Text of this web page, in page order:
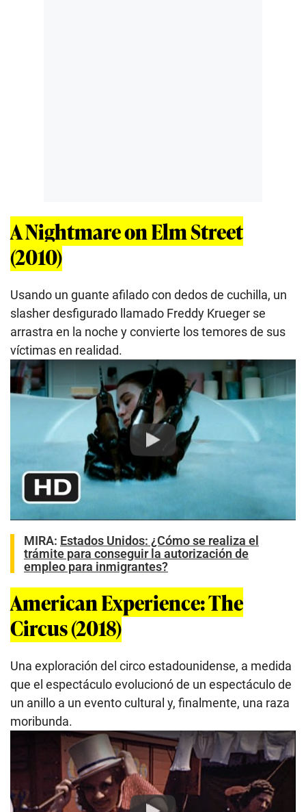
A Nightmare on Elm Street
(2010)
Usando un guante afilado con dedos de cuchilla, un
slasher desfigurado llamado Freddy Krueger se
arrastra en la noche y convierte los temores de sus
víctimas en realidad.
Play
MIRA: Estados Unidos: ¿Cómo se realiza el
trámite para conseguir la autorización de
empleo para inmigrantes?
American Experience: The
Circus (2018)
Una exploración del circo estadounidense, a medida
que el espectáculo evolucionó de un espectáculo de
un anillo a un evento cultural y, finalmente, una raza
moribunda.